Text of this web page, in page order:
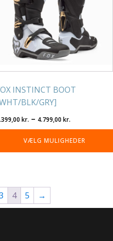
INSTINCT BOOT
BLK/GRY]
kr. – 4.799,00kr.
4.399,00 kr.
til
4.799,00 kr.
VÆLG MULIGHEDER
varianter.
Mulighederne
vælges
4 5 →